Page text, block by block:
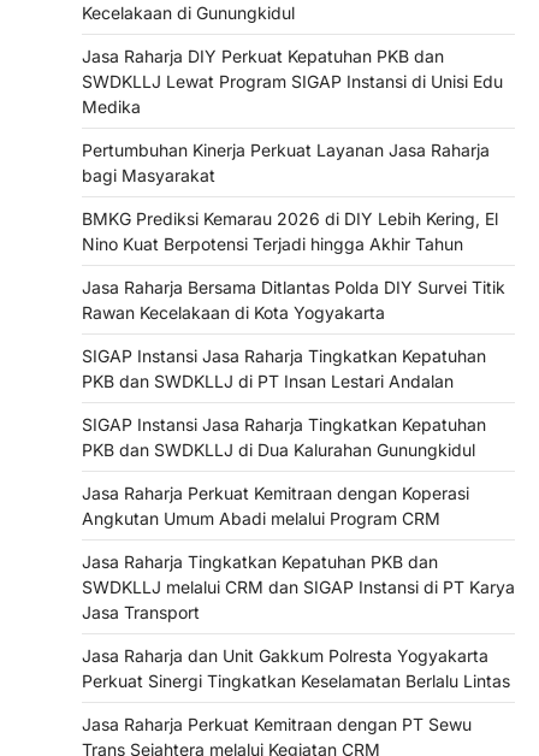
Kecelakaan di Gunungkidul
Jasa Raharja DIY Perkuat Kepatuhan PKB dan
SWDKLLJ Lewat Program SIGAP Instansi di Unisi Edu
Medika
Pertumbuhan Kinerja Perkuat Layanan Jasa Raharja
bagi Masyarakat
BMKG Prediksi Kemarau 2026 di DIY Lebih Kering, El
Nino Kuat Berpotensi Terjadi hingga Akhir Tahun
Jasa Raharja Bersama Ditlantas Polda DIY Survei Titik
Rawan Kecelakaan di Kota Yogyakarta
SIGAP Instansi Jasa Raharja Tingkatkan Kepatuhan
PKB dan SWDKLLJ di PT Insan Lestari Andalan
SIGAP Instansi Jasa Raharja Tingkatkan Kepatuhan
PKB dan SWDKLLJ di Dua Kalurahan Gunungkidul
Jasa Raharja Perkuat Kemitraan dengan Koperasi
Angkutan Umum Abadi melalui Program CRM
Jasa Raharja Tingkatkan Kepatuhan PKB dan
SWDKLLJ melalui CRM dan SIGAP Instansi di PT Karya
Jasa Transport
Jasa Raharja dan Unit Gakkum Polresta Yogyakarta
Perkuat Sinergi Tingkatkan Keselamatan Berlalu Lintas
Jasa Raharja Perkuat Kemitraan dengan PT Sewu
Trans Sejahtera melalui Kegiatan CRM